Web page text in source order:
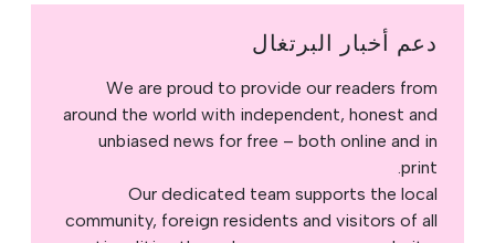
دعم أخبار البرتغال
We are proud to provide our readers from
around the world with independent, honest and
unbiased news for free – both online and in
print.
Our dedicated team supports the local
community, foreign residents and visitors of all